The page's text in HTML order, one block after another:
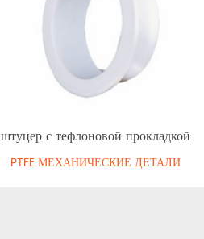
штуцер с тефлоновой прокладкой
PTFE МЕХАНИЧЕСКИЕ ДЕТАЛИ